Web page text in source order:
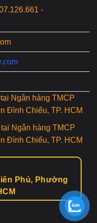
-
Ngân hàng TMCP
Đình Chiểu, TP. HCM
Ngân hàng TMCP
Đình Chiểu, TP. HCM
Phủ, Phường